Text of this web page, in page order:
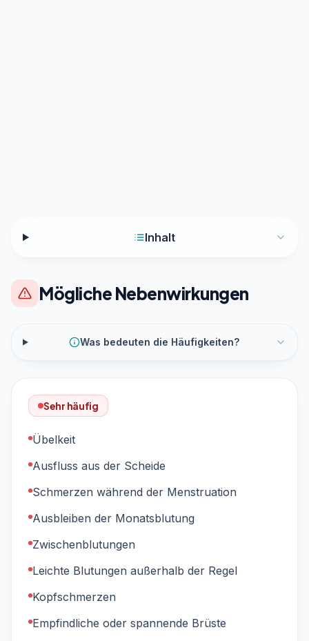
Inhalt
Mögliche Nebenwirkungen
Was bedeuten die Häufigkeiten?
Sehr häufig
Übelkeit
Ausfluss aus der Scheide
Schmerzen während der Menstruation
Ausbleiben der Monatsblutung
Zwischenblutungen
Leichte Blutungen außerhalb der Regel
Kopfschmerzen
Empfindliche oder spannende Brüste